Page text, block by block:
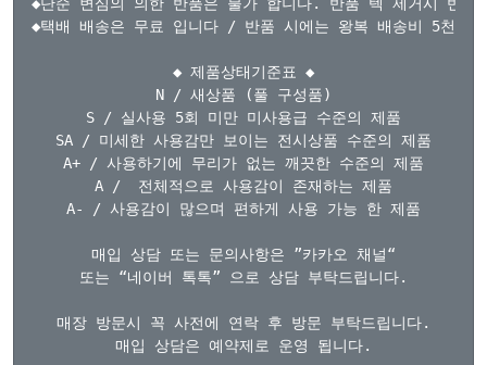
◆택배 배송은 무료 입니다 / 반품 시에는 왕복 배송비 5천원
◆ 제품상태기준표 ◆
N / 새상품 (풀 구성품)
S / 실사용 5회 미만 미사용급 수준의 제품
SA / 미세한 사용감만 보이는 전시상품 수준의 제품
A+ / 사용하기에 무리가 없는 깨끗한 수준의 제품
A /  전체적으로 사용감이 존재하는 제품
A- / 사용감이 많으며 편하게 사용 가능 한 제품
매입 상담 또는 문의사항은 ”카카오 채널“
또는 “네이버 톡톡” 으로 상담 부탁드립니다.
매장 방문시 꼭 사전에 연락 후 방문 부탁드립니다.